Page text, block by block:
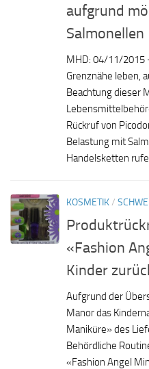
aufgrund
Salmonellen
MHD: 04/11/2015
Grenznähe leben,
Beachtung dieser
Rückruf von
Belastung mit
Handelsketten
KOSMETIK/
«Fashion
Kinder
Aufgrund der
Manor das
Maniküre» des
Behördliche
«Fashion Angel